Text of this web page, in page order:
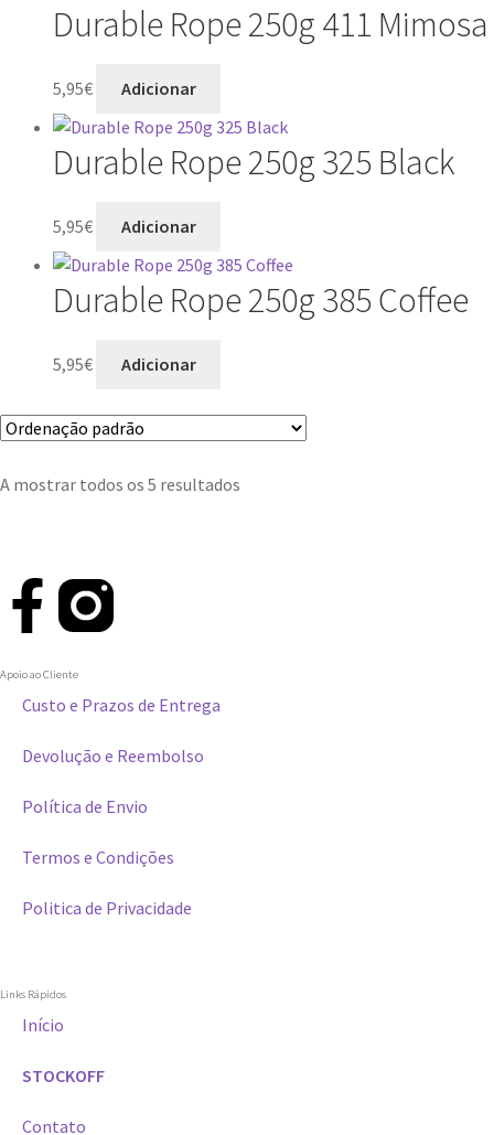
Durable Rope 250g 411 Mimosa
5,95€ Adicionar
Durable Rope 250g 325 Black
5,95€ Adicionar
Durable Rope 250g 385 Coffee
5,95€ Adicionar
A mostrar todos os 5 resultados
Apoio ao Cliente
Custo e Prazos de Entrega
Devolução e Reembolso
Política de Envio
Termos e Condições
Politica de Privacidade
Links Rápidos
Início
STOCKOFF
Contato